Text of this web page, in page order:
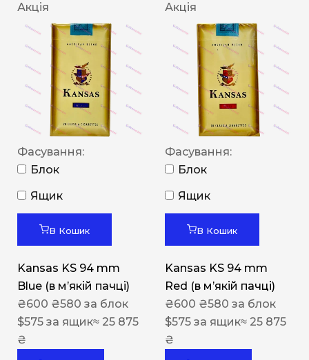
Акція
Фасування:
Блок
Ящик
В Кошик
Kansas KS 94 mm
Blue (в мʼякій пачці)
₴600 ₴580 за блок
$575 за ящик≈ 25 875
₴
Акція
Фасування:
Блок
Ящик
В Кошик
Kansas KS 94 mm
Red (в мʼякій пачці)
₴600 ₴580 за блок
$575 за ящик≈ 25 875
₴